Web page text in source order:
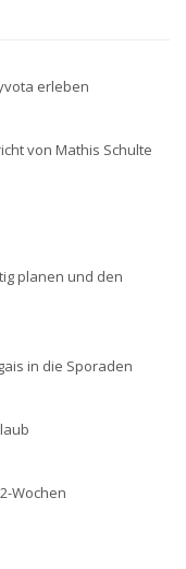
erleben
von Mathis Schulte
planen und den
in die Sporaden
Wochen